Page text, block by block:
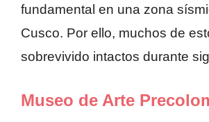
fundamental en una zona
Cusco. Por ello, muchos de
sobrevivido intactos durante
Museo de Arte